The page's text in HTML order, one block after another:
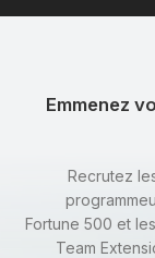
Emmenez
Recrutez
Fortune 500 et
Team